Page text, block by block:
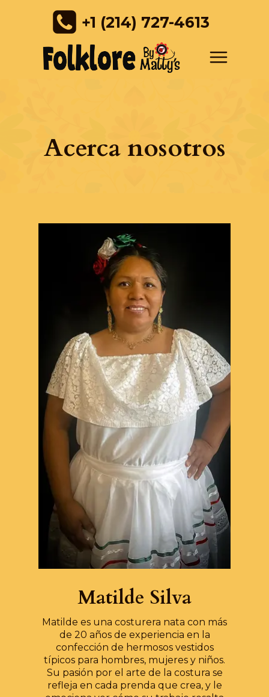
+1 (214) 727-4613
Acerca nosotros
Matilde es una costurera nata con más
de 20 años de experiencia en la
confección de hermosos vestidos
típicos para hombres, mujeres y niños.
Su pasión por el arte de la costura se
refleja en cada prenda que crea, y le
Matilde Silva